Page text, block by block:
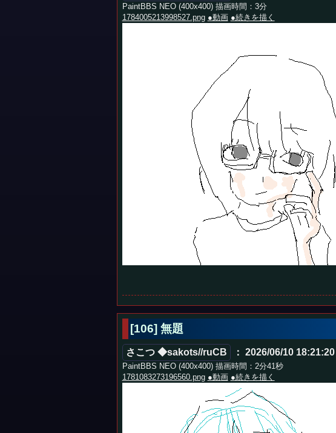
PaintBBS NEO (400x400) 描画時間：3分
1784005213998527.png ●動画 ●続きを描く
[106] 無題
さこつ ◆sakots//ruCB ： 2026/06/10 18:21:20
PaintBBS NEO (400x400) 描画時間：2分41秒
1781083273196560.png ●動画 ●続きを描く